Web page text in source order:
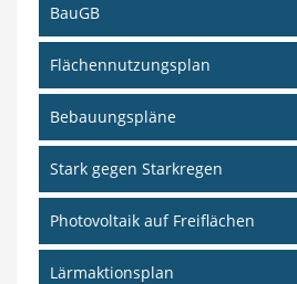
BauGB
Flächennutzungsplan
Bebauungspläne
Stark gegen Starkregen
Photovoltaik auf Freiflächen
Lärmaktionsplan